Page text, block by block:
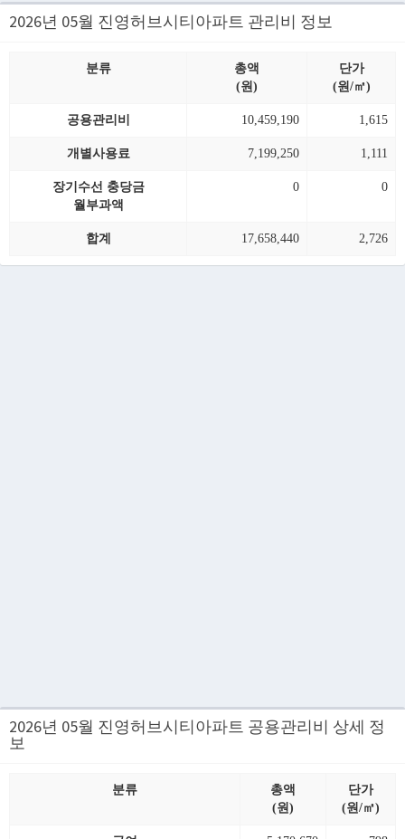
2026년 05월 진영허브시티아파트 관리비 정보
분류
총액
(원)
단가
(원/㎡)
공용관리비 10,459,190 1,615
개별사용료 7,199,250 1,111
장기수선 충당금
월부과액
0 0
합계 17,658,440 2,726
2026년 05월 진영허브시티아파트 공용관리비 상세 정
보
분류
총액
(원)
단가
(원/㎡)